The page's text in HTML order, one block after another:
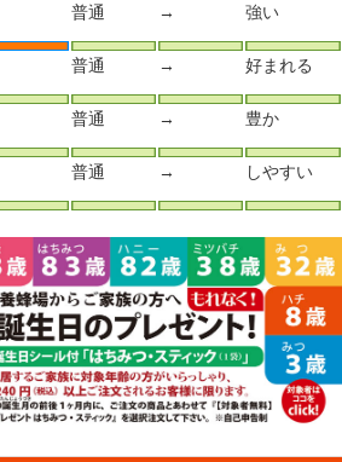
普通 → 強い
普通 → 好まれる
普通 → 豊か
普通 → しやすい